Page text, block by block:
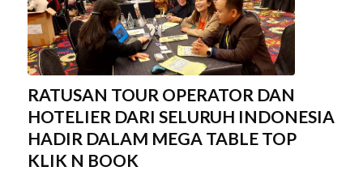
RATUSAN TOUR OPERATOR DAN
HOTELIER DARI SELURUH INDONESIA
HADIR DALAM MEGA TABLE TOP
KLIK N BOOK